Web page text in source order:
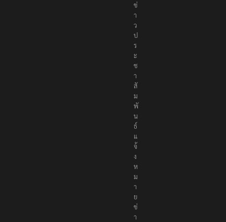
ข่
า
ว
ป
ร
ะ
ช
า
สั
ม
พั
น
ธ์
แ
จ้
ง
ห
ม
า
ย
ข่
า